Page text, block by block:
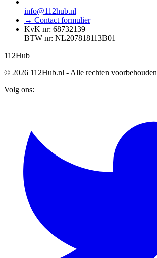
info@112hub.nl
→ Contact formulier
KvK nr: 68732139
BTW nr: NL207818113B01
112Hub
© 2026 112Hub.nl - Alle rechten voorbehouden
Volg ons: